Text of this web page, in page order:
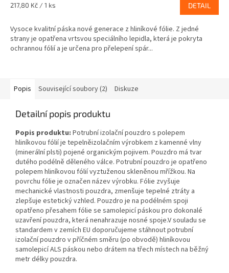
Měrná
217,80 Kč / 1 ks DETAIL
Vysoce kvalitní páska nové generace z hliníkové fólie. Z jedné
strany je opatřena vrtsvou speciálního lepidla, která je pokryta
ochrannou fólií a je určena pro přelepení spár...
Popis Související soubory (2) Diskuze
Detailní popis produktu
Popis produktu: Potrubní izolační pouzdro s polepem
hliníkovou fólií je tepelněizolačním výrobkem z kamenné vlny
(minerální plsti) pojené organickým pojivem. Pouzdro má tvar
dutého podélně děleného válce. Potrubní pouzdro je opatřeno
polepem hliníkovou fólií vyztuženou skleněnou mřížkou. Na
povrchu fólie je označen název výrobku. Fólie zvyšuje
mechanické vlastnosti pouzdra, zmenšuje tepelné ztráty a
zlepšuje estetický vzhled. Pouzdro je na podélném spoji
opatřeno přesahem fólie se samolepicí páskou pro dokonalé
uzavření pouzdra, která nenahrazuje nosné spoje.V souladu se
standardem v zemích EU doporučujeme stáhnout potrubní
izolační pouzdro v příčném směru (po obvodě) hliníkovou
samolepicí ALS páskou nebo drátem na třech místech na běžný
metr délky pouzdra.